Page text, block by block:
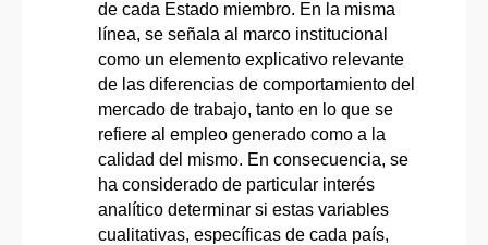
de cada Estado miembro. En la misma
línea, se señala al marco institucional
como un elemento explicativo relevante
de las diferencias de comportamiento del
mercado de trabajo, tanto en lo que se
refiere al empleo generado como a la
calidad del mismo. En consecuencia, se
ha considerado de particular interés
analítico determinar si estas variables
cualitativas, específicas de cada país,